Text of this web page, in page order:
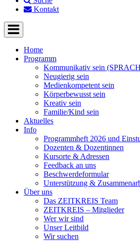
Kontakt
Home
Programm
Kommunikativ sein
Neugierig sein
Medienkompetent sein
Körperbewusst sein
Kreativ sein
Familie/Kind sein
Aktuelles
Info
Programmheft 2026 und
Dozenten & Dozentinnen
Kursorte & Adressen
Feedback an uns
Beschwerdeformular
Unterstützung &
Über uns
Das ZEITKREIS Team
ZEITKREIS – Mitglieder
Wer wir sind
Unser Leitbild
Wir suchen